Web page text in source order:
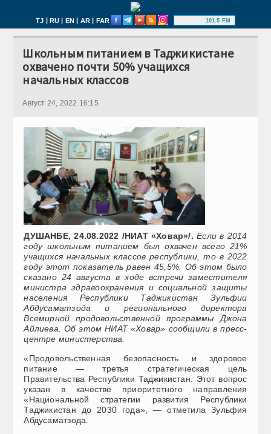
TJ | RU | EN | AR | FAR 101.5 FM
Школьным питанием в Таджикистане
охвачено почти 50% учащихся
начальных классов
Август 24, 2022 16:15
ДУШАНБЕ, 24.08.2022 /НИАТ «Ховар»/. Если в 2014
году школьным питанием был охвачен всего 21%
учащихся начальных классов республики, то в 2022
году этот показатель равен 45,5%. Об этом было
сказано 24 августа в ходе встречи заместителя
министра здравоохранения и социальной защиты
населения Республики Таджикистан Зульфии
Абдусаматзода и регионального директора
Всемирной продовольственной программы Джона
Айлиева. Об этом НИАТ «Ховар» сообщили в пресс-
центре министерства.
«Продовольственная безопасность и здоровое
питание — третья стратегическая цель
Правительства Республики Таджикистан. Этот вопрос
указан в качестве приоритетного направления
«Национальной стратегии развития Республики
Таджикистан до 2030 года», — отметила Зульфия
Абдусаматзода.